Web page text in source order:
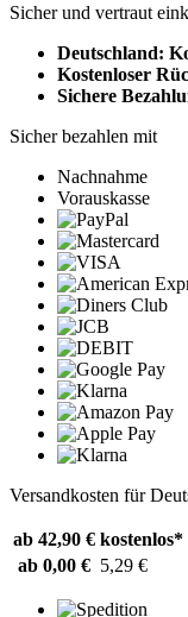
Sicher und vertraut
Deutschland:
Kostenloser
Sichere
Sicher bezahlen mit
Nachnahme
Vorauskasse
Versandkosten für
ab 42,90 € kostenlos*
ab 0,00 € 5,29 €